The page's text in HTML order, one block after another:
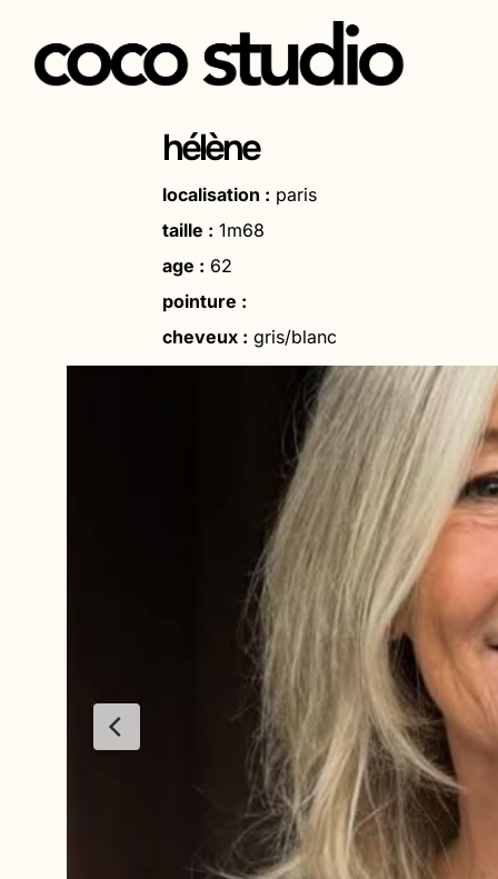
Aller
hélène
localisation : paris
taille : 1m68
age : 62
pointure :
cheveux : gris/blanc